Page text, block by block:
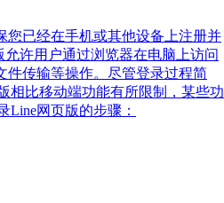
您已经在手机或其他设备上注册并
许用户通过浏览器在电脑上访问
件传输等操作。尽管登录过程简
相比移动端功能有所限制，某些功
Line网页版的步骤：